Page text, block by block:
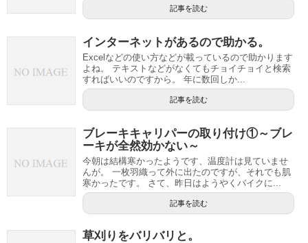
記事を読む
インターネットがあるので助かる。
Excelなどの使い方などが載っているので助かります
よね。 テキストなどがなくてもチョイチョイと検索
すればいいのですから。 年に数回しか...
記事を読む
ブレーキキャリパーの取り付け①～ブレ
ーキが全然効かない～
今朝は結構寒かったようです、温度計は見ていませ
んが。 一枚羽織って外に出たのですが、それでも肌
寒かったです。 さて、昨日はようやくバイクに...
記事を読む
草刈りをバリバリと。